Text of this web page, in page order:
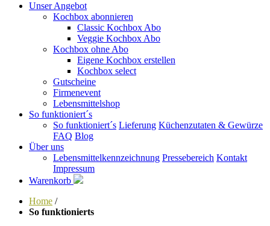
Unser Angebot
Kochbox abonnieren
Classic Kochbox Abo
Veggie Kochbox Abo
Kochbox ohne Abo
Eigene Kochbox erstellen
Kochbox select
Gutscheine
Firmenevent
Lebensmittelshop
So funktioniert´s
So funktioniert´s Lieferung Küchenzutaten & Gewürze
FAQ Blog
Über uns
Lebensmittelkennzeichnung Pressebereich Kontakt
Impressum
Warenkorb
Home /
So funktionierts